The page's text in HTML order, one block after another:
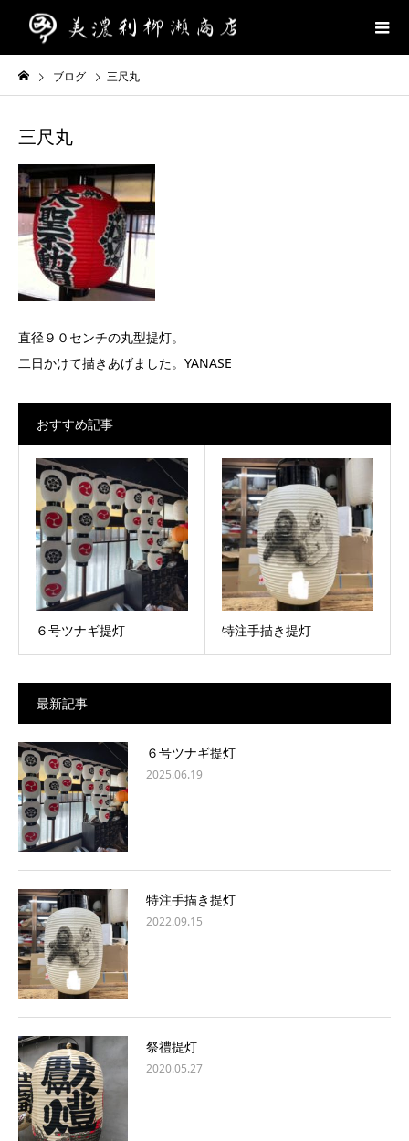
ブログ 三尺丸
三尺丸
直径９０センチの丸型提灯。
二日かけて描きあげました。YANASE
おすすめ記事
６号ツナギ提灯 特注手描き提灯
最新記事
６号ツナギ提灯
2025.06.19
特注手描き提灯
2022.09.15
祭禮提灯
2020.05.27